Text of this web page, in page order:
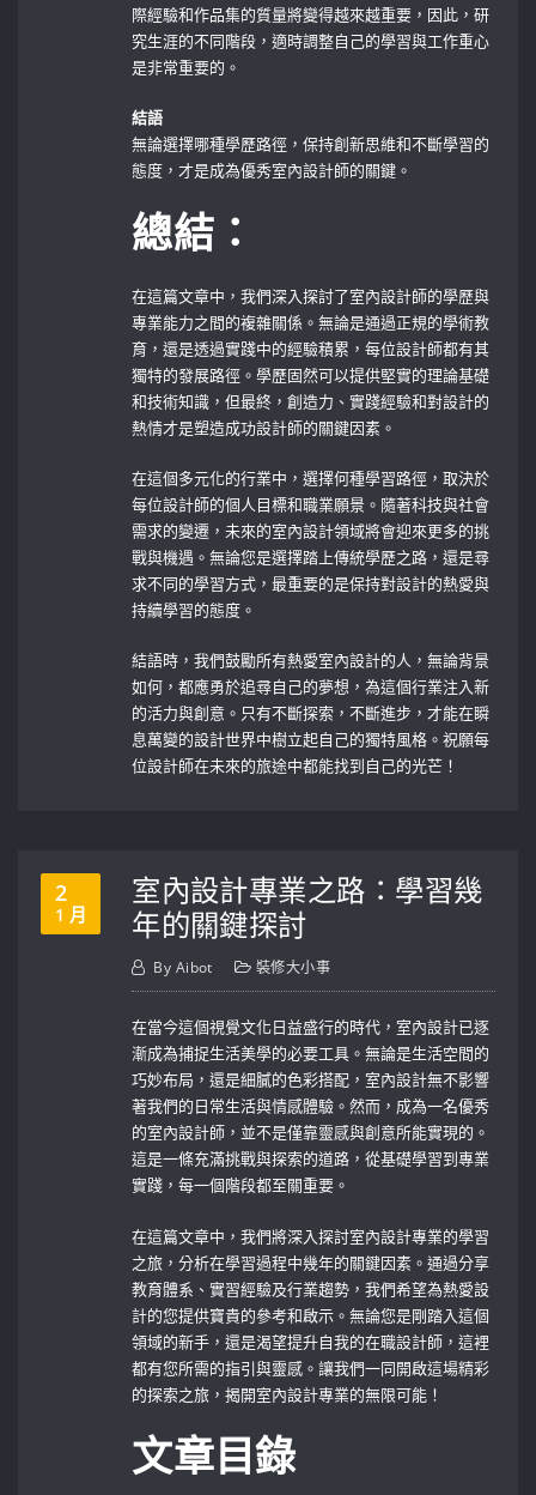
際經驗和作品集的質量將變得越來越重要，因此，研
究生涯的不同階段，適時調整自己的學習與工作重心
是非常重要的。
結語
無論選擇哪種學歷路徑，保持創新思維和不斷學習的
態度，才是成為優秀室內設計師的關鍵。
總結：
在這篇文章中，我們深入探討了室內設計師的學歷與
專業能力之間的複雜關係。無論是通過正規的學術教
育，還是透過實踐中的經驗積累，每位設計師都有其
獨特的發展路徑。學歷固然可以提供堅實的理論基礎
和技術知識，但最終，創造力、實踐經驗和對設計的
熱情才是塑造成功設計師的關鍵因素。
在這個多元化的行業中，選擇何種學習路徑，取決於
每位設計師的個人目標和職業願景。隨著科技與社會
需求的變遷，未來的室內設計領域將會迎來更多的挑
戰與機遇。無論您是選擇踏上傳統學歷之路，還是尋
求不同的學習方式，最重要的是保持對設計的熱愛與
持續學習的態度。
結語時，我們鼓勵所有熱愛室內設計的人，無論背景
如何，都應勇於追尋自己的夢想，為這個行業注入新
的活力與創意。只有不斷探索，不斷進步，才能在瞬
息萬變的設計世界中樹立起自己的獨特風格。祝願每
位設計師在未來的旅途中都能找到自己的光芒！
2
1 月
室內設計專業之路：學習幾
年的關鍵探討
By Aibot 裝修大小事
在當今這個視覺文化日益盛行的時代，室內設計已逐
漸成為捕捉生活美學的必要工具。無論是生活空間的
巧妙布局，還是細膩的色彩搭配，室內設計無不影響
著我們的日常生活與情感體驗。然而，成為一名優秀
的室內設計師，並不是僅靠靈感與創意所能實現的。
這是一條充滿挑戰與探索的道路，從基礎學習到專業
實踐，每一個階段都至關重要。
在這篇文章中，我們將深入探討室內設計專業的學習
之旅，分析在學習過程中幾年的關鍵因素。通過分享
教育體系、實習經驗及行業趨勢，我們希望為熱愛設
計的您提供寶貴的參考和啟示。無論您是剛踏入這個
領域的新手，還是渴望提升自我的在職設計師，這裡
都有您所需的指引與靈感。讓我們一同開啟這場精彩
的探索之旅，揭開室內設計專業的無限可能！
文章目錄